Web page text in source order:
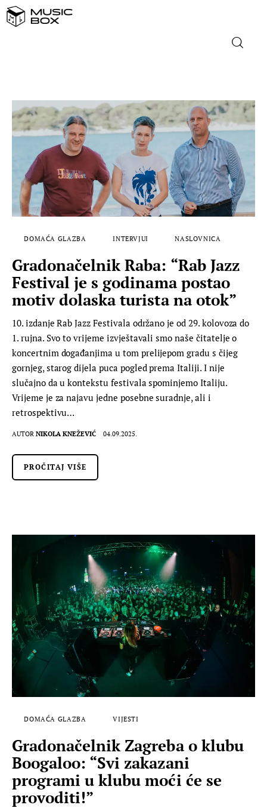
DOMAĆA GLAZBA
STRANA GLAZBA
FILM
MUSIC BOX
DOMAĆA GLAZBA INTERVJUI NASLOVNICA
Gradonačelnik Raba: “Rab Jazz
Festival je s godinama postao
motiv dolaska turista na otok”
10. izdanje Rab Jazz Festivala održano je od 29. kolovoza do
1. rujna. Svo to vrijeme izvještavali smo naše čitatelje o
koncertnim događanjima u tom prelijepom gradu s čijeg
gornjeg, starog dijela puca pogled prema Italiji. I nije
slučajno da u kontekstu festivala spominjemo Italiju.
Vrijeme je za najavu jedne posebne suradnje, ali i
retrospektivu…
AUTOR NIKOLA KNEŽEVIĆ 04.09.2025.
PROČITAJ VIŠE
DOMAĆA GLAZBA VIJESTI
Gradonačelnik Zagreba o klubu
Boogaloo: “Svi zakazani
programi u klubu moći će se
provoditi!”